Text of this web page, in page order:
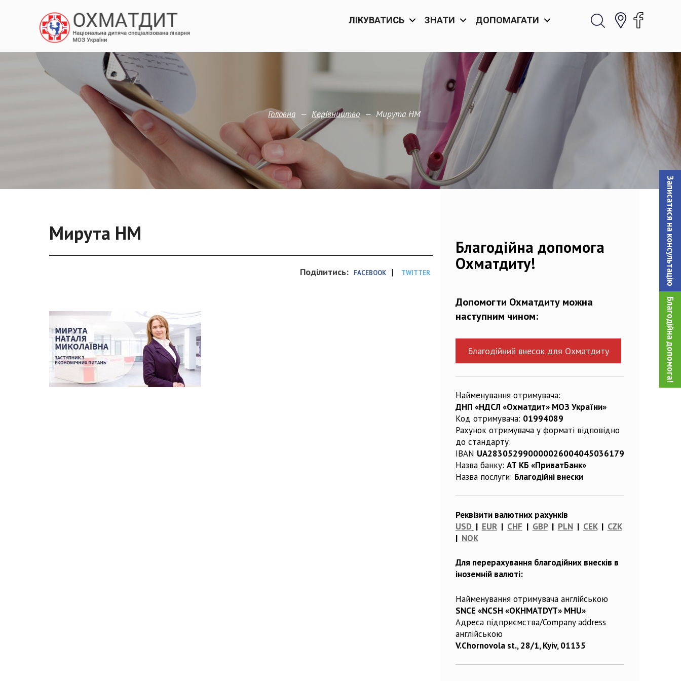
Записатися на консультацiю
Благодійна допомога!
ЛІКУВАТИСЬ ЗНАТИ ДОПОМАГАТИ
Головна — Керівництво — Мирута НМ
Мирута НМ
Поділитись: FACEBOOK | TWITTER
Благодійна допомога
Охматдиту!
Допомогти Охматдиту можна
наступним чином:
Благодійний внесок для Охматдиту
Найменування отримувача:
ДНП «НДСЛ «Охматдит» МОЗ України»
Код отримувача: 01994089
Рахунок отримувача у форматі відповідно
до стандарту:
IBAN UA283052990000026004045036179
Назва банку: АТ КБ «ПриватБанк»
Назва послуги: Благодійні внески
Реквізити валютних рахунків
USD | EUR| CHF | GBP| PLN| CEK| CZK
| NOK
Для перерахування благодійних внесків в
іноземній валюті:
Найменування отримувача англійською
SNCE «NCSH «OKHMATDYT» MHU»
Адреса підприємства/Company address
англійською
V.Chornovola st., 28/1, Kyiv, 01135